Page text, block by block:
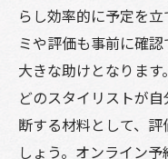
らし効率的に予定を
ミや評価も事前に確
大きな助けとなります
どのスタイリストが
断する材料として、
しょう。オンライン